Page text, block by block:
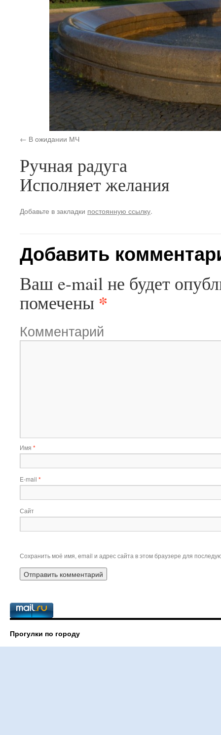
В ожидании МЧ
Ручная радуга
Исполняет желания
Добавьте в закладки постоянную ссылку.
Добавить
Ваш e-mail не будет
помечены *
Комментарий
Имя *
E-mail *
Сайт
Сохранить моё имя, email и адрес сайта в этом браузере для
Прогулки по городу